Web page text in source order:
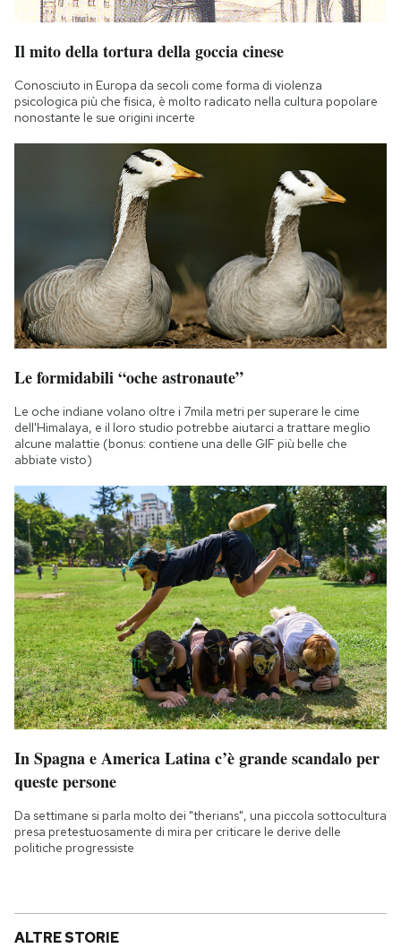
Area Personale
Notifiche mobile
Regala il Post
Hai bisogno di aiuto?
Esci
Il mito della tortura della goccia cinese
Conosciuto in Europa da secoli come forma di violenza
psicologica più che fisica, è molto radicato nella cultura popolare
nonostante le sue origini incerte
Le formidabili “oche astronaute”
Le oche indiane volano oltre i 7mila metri per superare le cime
dell'Himalaya, e il loro studio potrebbe aiutarci a trattare meglio
alcune malattie (bonus: contiene una delle GIF più belle che
abbiate visto)
In Spagna e America Latina c’è grande scandalo per
queste persone
Da settimane si parla molto dei "therians", una piccola sottocultura
presa pretestuosamente di mira per criticare le derive delle
politiche progressiste
ALTRE STORIE